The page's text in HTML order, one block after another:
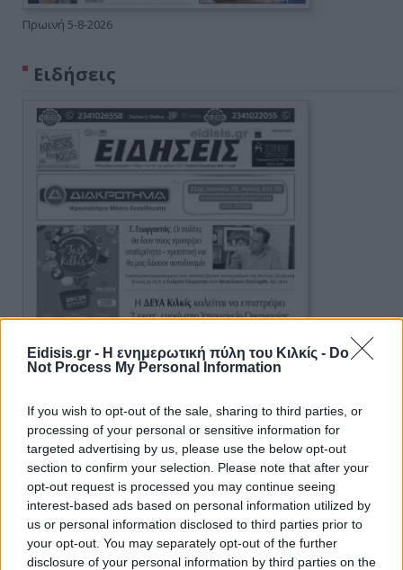
Eidisis.gr - Η ενημερωτική πύλη του Κιλκίς - Do
Not Process My Personal Information
If you wish to opt-out of the sale, sharing to third parties, or
processing of your personal or sensitive information for
targeted advertising by us, please use the below opt-out
section to confirm your selection. Please note that after your
opt-out request is processed you may continue seeing
interest-based ads based on personal information utilized by
us or personal information disclosed to third parties prior to
your opt-out. You may separately opt-out of the further
disclosure of your personal information by third parties on the
Πρωινή 5-8-2026
Ειδήσεις
Ειδήσεις 5-8-2026